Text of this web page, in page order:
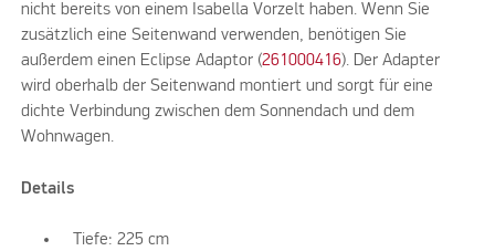
nicht bereits von einem Isabella Vorzelt haben. Wenn Sie
zusätzlich eine Seitenwand verwenden, benötigen Sie
außerdem einen Eclipse Adaptor (261000416). Der Adapter
wird oberhalb der Seitenwand montiert und sorgt für eine
dichte Verbindung zwischen dem Sonnendach und dem
Wohnwagen.
Details
Tiefe: 225 cm